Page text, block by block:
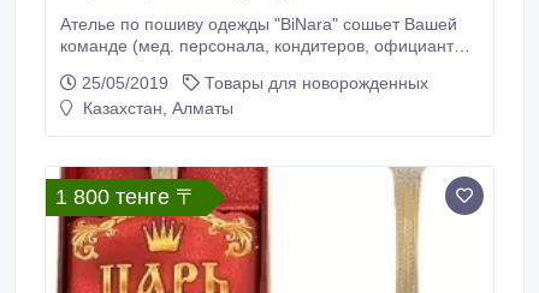
Ателье по пошиву одежды "BiNara" сошьет Вашей
команде (мед. персонала, кондитеров, официантов,
форму, а так же платья оптом в бутик по доступной
цене. Заказав пошив у нас, Вы получаете:
кроватку (бортики, кокон, простыня, одеяло-конверт,
подушка) в розницу и оптом.
25/05/2019
Товары для новорожденных
Казахстан, Алматы
1 800 тенге 〒